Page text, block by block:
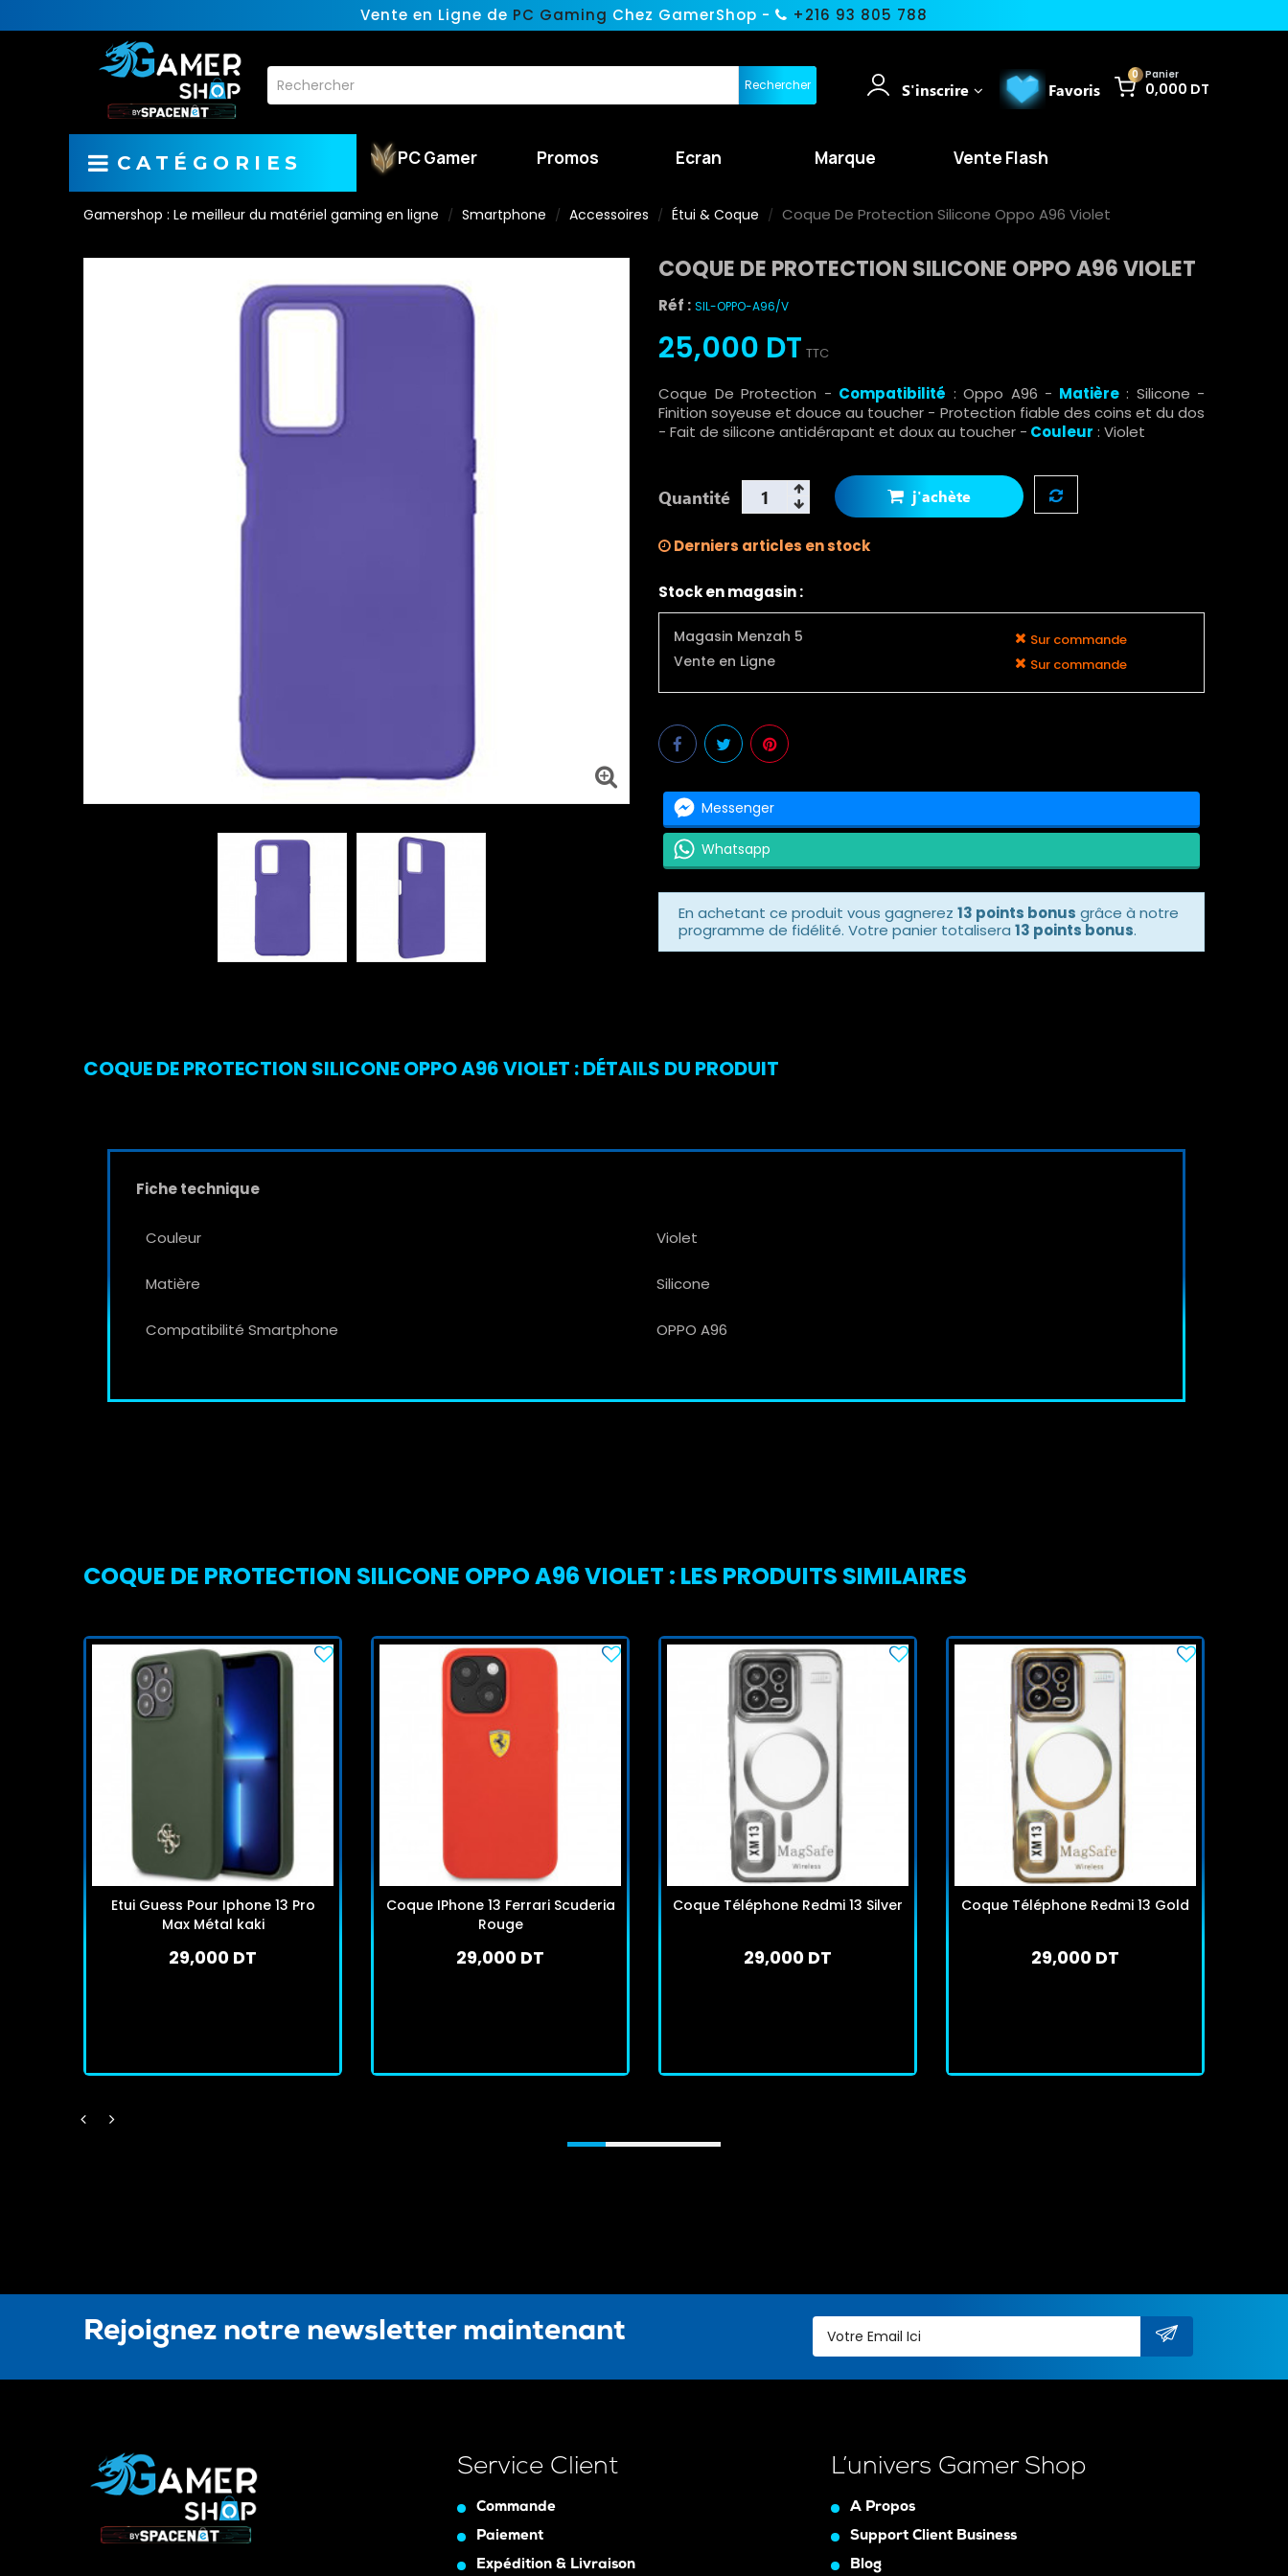
Vente en Ligne de PC Gaming Chez GamerShop - +216 93 805 788
Rechercher
0 Panier
0,000 DT
Favoris
S'inscrire
CATÉGORIES PC Gamer Promos Ecran Marque Vente Flash
Gamershop : Le meilleur du matériel gaming en ligne Smartphone Accessoires Étui & Coque Coque De Protection Silicone Oppo A96 Violet
COQUE DE PROTECTION SILICONE OPPO A96 VIOLET
Réf : SIL-OPPO-A96/V
25,000 DT TTC
Coque De Protection - Compatibilité : Oppo A96 - Matière: Silicone -
Finition soyeuse et douce au toucher - Protection fiable des coins et du dos
- Fait de silicone antidérapant et doux au toucher - Couleur : Violet
Quantité j'achète
Derniers articles en stock
Stock en magasin :
Magasin Menzah 5 Sur commande
Vente en Ligne Sur commande
Messenger
Whatsapp
En achetant ce produit vous gagnerez 13 points bonus grâce à notre
programme de fidélité. Votre panier totalisera 13 points bonus.
COQUE DE PROTECTION SILICONE OPPO A96 VIOLET : DÉTAILS DU PRODUIT
Fiche technique
Couleur Violet
Matière Silicone
Compatibilité Smartphone OPPO A96
COQUE DE PROTECTION SILICONE OPPO A96 VIOLET : LES PRODUITS SIMILAIRES
Etui Guess Pour Iphone 13 Pro
Max Métal kaki
29,000 DT
Coque IPhone 13 Ferrari Scuderia
Rouge
29,000 DT
Coque Téléphone Redmi 13 Silver
29,000 DT
Coque Téléphone Redmi 13 Gold
29,000 DT
Rejoignez notre newsletter maintenant
Service Client
Commande
Paiement
Expédition & Livraison
L’univers Gamer Shop
A Propos
Support Client Business
Blog